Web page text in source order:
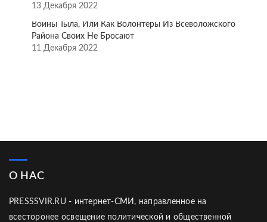
13 Декабря 2022
Воины Тыла, Или Как Волонтёры Из Всеволожского
Района Своих Не Бросают
11 Декабря 2022
О НАС
PRESSSVIR.RU - интернет-СМИ, направленное на
всесторонее освещение политической и общественной